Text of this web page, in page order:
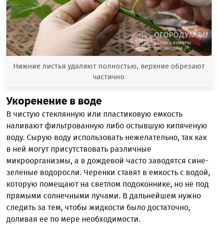
Нижние листья удаляют полностью, верхние обрезают
частично
Укоренение в воде
В чистую стеклянную или пластиковую емкость
наливают фильтрованную либо остывшую кипяченую
воду. Сырую воду использовать нежелательно, так как
в ней могут присутствовать различные
микроорганизмы, а в дождевой часто заводятся сине-
зеленые водоросли. Черенки ставят в емкость с водой,
которую помещают на светлом подоконнике, но не под
прямыми солнечными лучами. В дальнейшем нужно
следить за тем, чтобы жидкости было достаточно,
доливая ее по мере необходимости.